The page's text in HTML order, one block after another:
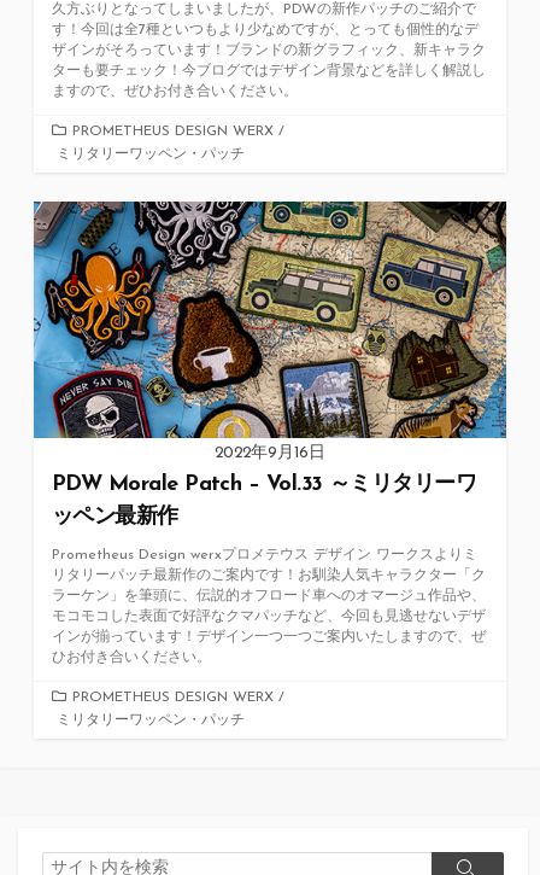
久方ぶりとなってしまいましたが、PDWの新作パッチのご紹介で
す！今回は全7種といつもより少なめですが、とっても個性的なデ
ザインがそろっています！ブランドの新グラフィック、新キャラク
ターも要チェック！今ブログではデザイン背景などを詳しく解説し
ますので、ぜひお付き合いください。
カ
テ
リ
ー
PROMETHEUS DESIGN WERX /
ミリタリーワッペン・パッチ
2022年9月16日
PDW Morale Patch – Vol.33 ～ミリタリーワ
ッペン最新作
Prometheus Design werxプロメテウス デザイン ワークスよりミ
リタリーパッチ最新作のご案内です！お馴染人気キャラクター「ク
ラーケン」を筆頭に、伝説的オフロード車へのオマージュ作品や、
モコモコした表面で好評なクマパッチなど、今回も見逃せないデザ
インが揃っています！デザイン一つ一つご案内いたしますので、ぜ
ひお付き合いください。
カ
テ
PROMETHEUS DESIGN WERX /
ミリタリーワッペン・パッチ
検